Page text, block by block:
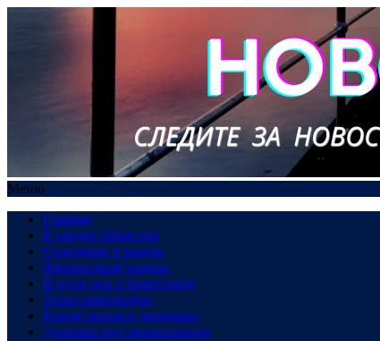
Меню
Главная
В сердце общества
Созидание и рынок
Финансовый компас
В пути: все о транспорте
Техно-революция
Рынок жилья в динамике
Здоровье под микроскопом